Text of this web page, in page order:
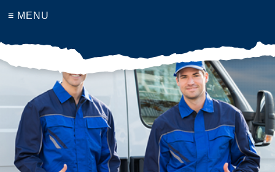
≡ MENU